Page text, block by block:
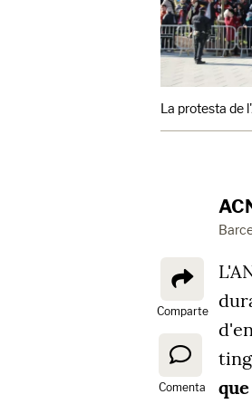
La protesta de
Comparte
Comenta